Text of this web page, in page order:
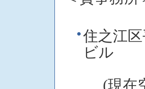
住之江
ビル
(現在